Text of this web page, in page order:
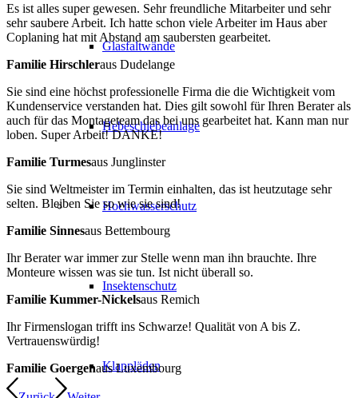
Glasfaltwände
Hebeschiebeanlage
Hochwasserschutz
Insektenschutz
Klappläden
Es ist alles super gewesen. Sehr freundliche Mitarbeiter und sehr
sehr saubere Arbeit. Ich hatte schon viele Arbeiter im Haus aber
Coplaning hat mit Abstand am saubersten gearbeitet.
Familie Hirschleraus Dudelange
Sie sind eine höchst professionelle Firma die die Wichtigkeit vom
Kundenservice verstanden hat. Dies gilt sowohl für Ihren Berater als
auch für das Montageteam das bei uns gearbeitet hat. Kann man nur
loben. Super Arbeit! DANKE!
Familie Turmesaus Junglinster
Sie sind Weltmeister im Termin einhalten, das ist heutzutage sehr
selten. Bleiben Sie so wie sie sind!
Familie Sinnesaus Bettembourg
Ihr Berater war immer zur Stelle wenn man ihn brauchte. Ihre
Monteure wissen was sie tun. Ist nicht überall so.
Familie Kummer-Nickelsaus Remich
Ihr Firmenslogan trifft ins Schwarze! Qualität von A bis Z.
Vertrauenswürdig!
Familie Goergenaus Luxembourg